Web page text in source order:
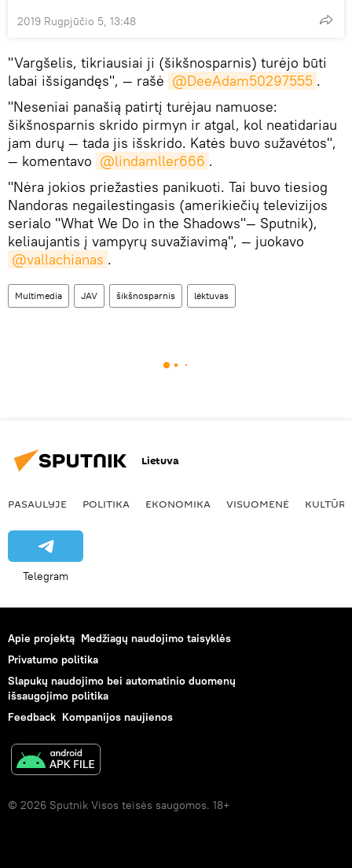
2019 Rugpjūčio 5, 13:48
"Vargšelis, tikriausiai ji (šikšnosparnis) turėjo būti
labai išsigandęs", — rašė @DeeAdam50297555 .
"Neseniai panašią patirtį turėjau namuose:
šikšnosparnis skrido pirmyn ir atgal, kol neatidariau
jam durų — tada jis išskrido. Katės buvo sužavėtos",
— komentavo @lindamller666 .
"Nėra jokios priežasties panikuoti. Tai buvo tiesiog
Nandoras negailestingasis (amerikiečių televizijos
serialo "What We Do in the Shadows"— Sputnik),
keliaujantis į vampyrų suvažiavimą", — juokavo
@vallachianas .
Multimedia JAV šikšnosparnis lėktuvas
Lietuva
PASAULYJE POLITIKA EKONOMIKA VISUOMENĖ KULTŪRA
Telegram
Apie projektą Medžiagų naudojimo taisyklės
Privatumo politika
Slapukų naudojimo bei automatinio duomenų
išsaugojimo politika
Feedback Kompanijos naujienos
© 2026 Sputnik Visos teisės saugomos. 18+